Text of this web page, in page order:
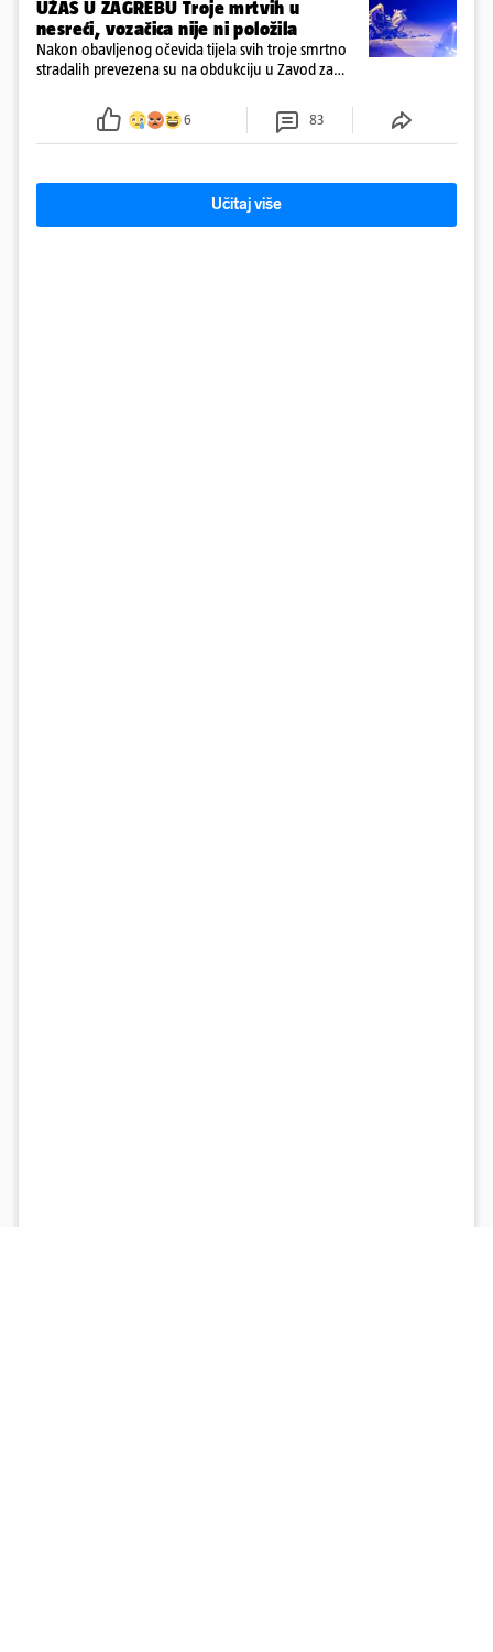
UŽAS U ZAGREBU Troje mrtvih u
nesreći, vozačica nije ni položila
Nakon obavljenog očevida tijela svih troje smrtno
stradalih prevezena su na obdukciju u Zavod za
policija nastavlja kriminalističko istraživanje
6 83
Učitaj više